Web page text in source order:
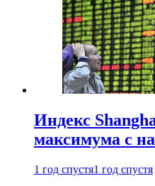
Индекс
максимума с
1 год спустя1 год спустя